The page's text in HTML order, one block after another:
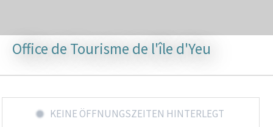
Office de Tourisme de l'île d'Yeu
KEINE ÖFFNUNGSZEITEN HINTERLEGT